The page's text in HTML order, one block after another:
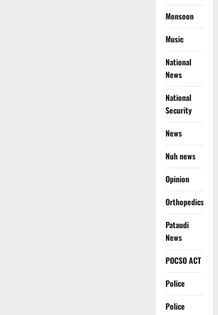
Monsoon
Music
National
News
National
Security
News
Nuh news
Opinion
Orthopedics
Pataudi
News
POCSO ACT
Police
Police